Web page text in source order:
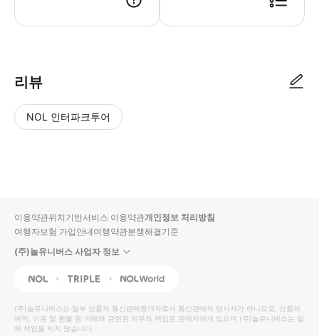
리뷰
NOL 인터파크투어
입니
다.
높
은
동
영
순
상
이용약관위치기반서비스 이용약관개인정보 처리방침
여행자보험 가입안내여행약관분쟁해결기준
(주)놀유니버스 사업자 정보
NOL Triple Interpark Global
(주)놀유니버스는 일부 상품의 통신판매중개자로서 통신판매의 당사자가 아니므로, 상품의
예약, 이용 및 환불 등 거래와 관련된 의무와 책임은 판매자에게 있으며 (주)놀유니버스는 일
체 책임을 지지 않습니다.